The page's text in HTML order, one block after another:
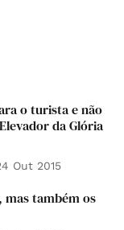
o turista e não
da Glória
Out 2015
mas também os